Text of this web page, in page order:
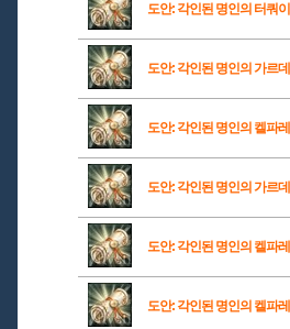
도안: 각인된 명인의 터쿼
도안: 각인된 명인의 가르
도안: 각인된 명인의 켈파
도안: 각인된 명인의 가르
도안: 각인된 명인의 켈파
도안: 각인된 명인의 켈파